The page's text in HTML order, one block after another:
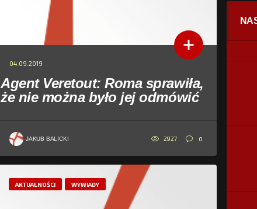
04.09.2019
Agent Veretout: Roma sprawiła,
że nie można było jej odmówić
JAKUB BALICKI 2927 0
AKTUALNOŚCI WYWIADY
0%